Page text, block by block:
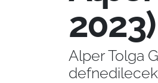
2023)
Alper Tolga
EKONOMİ